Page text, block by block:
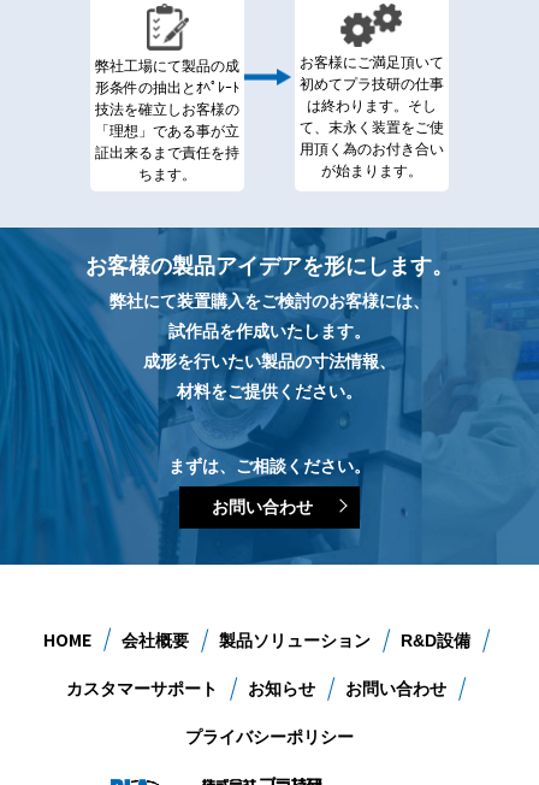
弊社工場にて製品の成
形条件の抽出とｵﾍﾟﾚｰﾄ
技法を確立し お客様の
「理想」である事が立
証出来るまで責任を持
ちます。
お客様にご満足頂いて
初めてプラ技研の仕事
は終わります。そし
て、末永く装置をご使
用頂く為のお付き合い
が始まります。
お客様の製品アイデアを形にします。
弊社にて装置購入をご検討のお客様には、
試作品を作成いたします。
成形を行いたい製品の寸法情報、
材料をご提供ください。
まずは、ご相談ください。
お問い合わせ
HOME 会社概要 製品ソリューション R&D設備
カスタマーサポート お知らせ お問い合わせ
プライバシーポリシー